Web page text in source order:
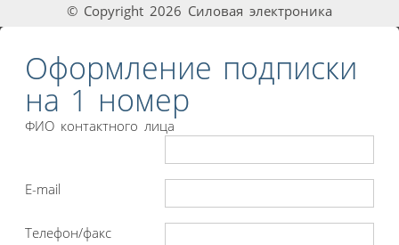
© Copyright 2026 Силовая электроника
Оформление подписки
на 1 номер
ФИО контактного лица
E-mail
Телефон/факс